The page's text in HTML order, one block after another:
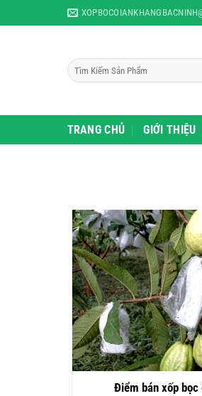
to
Tìm
kiếm:
TRANG CHỦ GIỚI THIỆU
Điểm bán xốp